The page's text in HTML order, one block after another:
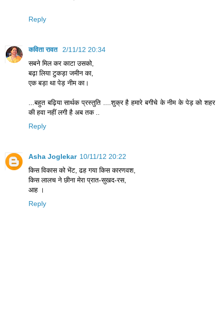
Reply
कविता रावत
2/11/12 20:34
सबने मिल कर काटा उसको,
बढ़ा लिया टुकड़ा जमीन का,
एक बड़ा था पेड़ नीम का।
...बहुत बढ़िया सार्थक प्रस्तुति ....शुक्र है हमारे बगीचे के नीम के पेड़ को शहर
की हवा नहीं लगी है अब तक ..
Reply
Asha Joglekar 10/11/12 20:22
किस विकास को भेंट, ढह गया किस कारणवश,
किस लालच ने छीना मेरा प्रात-सुखद-रस,
आह ।
Reply